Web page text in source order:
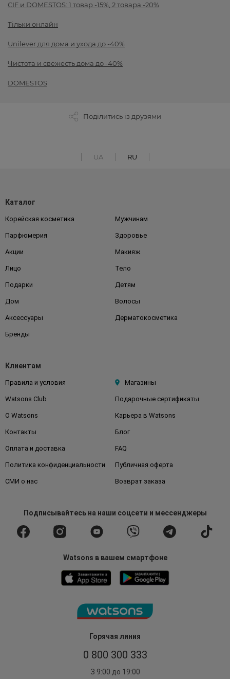
CIF и DOMESTOS: 1 товар -15%, 2 товара -20%
Тільки онлайн
Unilever для дома и ухода до -40%
Чистота и свежесть дома до -40%
DOMESTOS
Поділитись із друзями
UA RU
Горячая линия
0 800 300 333
З 9:00 до 19:00
Каталог
Корейская косметика Мужчинам
Парфюмерия Здоровье
Акции Макияж
Лицо Тело
Подарки Детям
Дом Волосы
Аксессуары Дерматокосметика
Бренды
Клиентам
Правила и условия Магазины
Watsons Club Подарочные сертификаты
О Watsons Карьера в Watsons
Контакты Блог
Оплата и доставка FAQ
Политика конфиденциальности Публичная оферта
СМИ о нас Возврат заказа
Подписывайтесьна наши соцсети и мессенджеры
Watsons в вашем смартфоне